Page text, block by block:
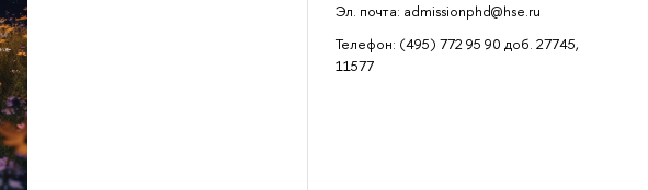
Эл. почта: admissionphd@hse.ru
Телефон: (495) 772 95 90 доб. 27745,
11577